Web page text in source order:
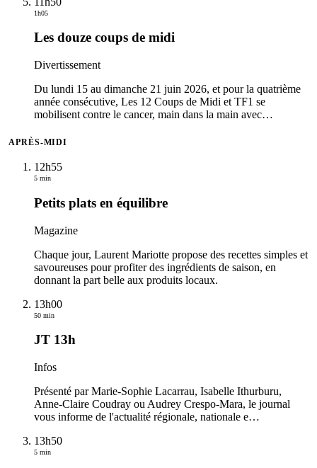
1h05
Les douze coups de midi
Divertissement
Du lundi 15 au dimanche 21 juin 2026, et pour la quatrième
année consécutive, Les 12 Coups de Midi et TF1 se
mobilisent contre le cancer, main dans la main avec…
APRÈS-MIDI
12h55
5 min
Petits plats en équilibre
Magazine
Chaque jour, Laurent Mariotte propose des recettes simples et
savoureuses pour profiter des ingrédients de saison, en
donnant la part belle aux produits locaux.
13h00
50 min
JT 13h
Infos
Présenté par Marie-Sophie Lacarrau, Isabelle Ithurburu,
Anne-Claire Coudray ou Audrey Crespo-Mara, le journal
vous informe de l'actualité régionale, nationale e…
13h50
5 min